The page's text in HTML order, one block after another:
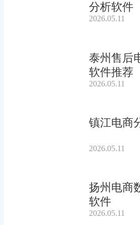
分析软件
2026.05.11
泰州售后
软件推荐
2026.05.11
镇江电商
2026.05.11
扬州电商
软件
2026.05.11